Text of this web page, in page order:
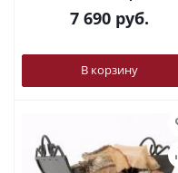
каминная) Малая
7 690руб.
В корзину